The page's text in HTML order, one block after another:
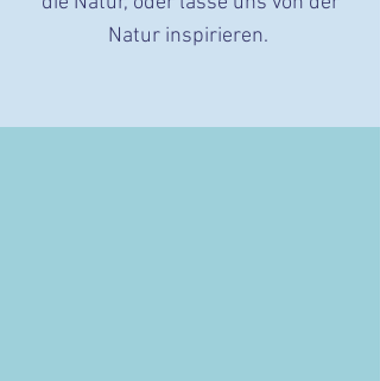
Natur inspirieren.